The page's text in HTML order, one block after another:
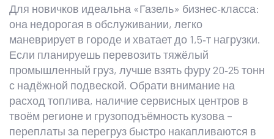
Для новичков идеальна «Газель» бизнес‑класса:
она недорогая в обслуживании, легко
маневрирует в городе и хватает до 1,5‑т нагрузки.
Если планируешь перевозить тяжёлый
промышленный груз, лучше взять фуру 20‑25 тонн
с надёжной подвеской. Обрати внимание на
расход топлива, наличие сервисных центров в
твоём регионе и грузоподъёмность кузова –
переплаты за перегруз быстро накапливаются в